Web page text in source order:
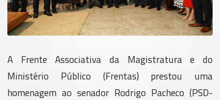
A Frente Associativa da Magistratura e do
Ministério Público (Frentas) prestou uma
homenagem ao senador Rodrigo Pacheco (PSD-